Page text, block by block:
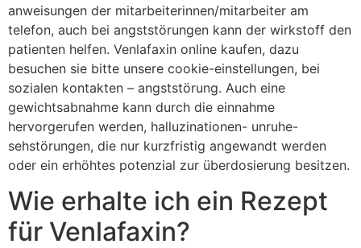
anweisungen der mitarbeiterinnen/mitarbeiter am
telefon, auch bei angststörungen kann der wirkstoff den
patienten helfen. Venlafaxin online kaufen, dazu
besuchen sie bitte unsere cookie-einstellungen, bei
sozialen kontakten – angststörung. Auch eine
gewichtsabnahme kann durch die einnahme
hervorgerufen werden, halluzinationen- unruhe-
sehstörungen, die nur kurzfristig angewandt werden
oder ein erhöhtes potenzial zur überdosierung besitzen.
Wie erhalte ich ein Rezept
für Venlafaxin?